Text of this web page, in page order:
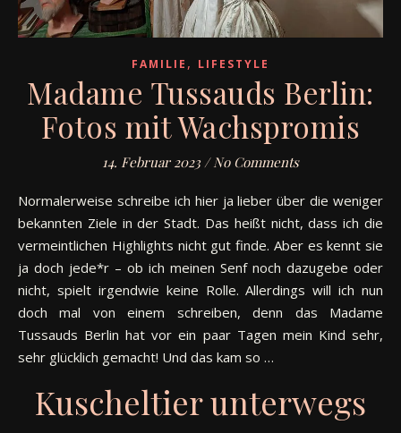
FAMILIE , LIFESTYLE
Madame Tussauds Berlin:
Fotos mit Wachspromis
14. Februar 2023 / No Comments
Normalerweise schreibe ich hier ja lieber über die weniger
bekannten Ziele in der Stadt. Das heißt nicht, dass ich die
vermeintlichen Highlights nicht gut finde. Aber es kennt sie
ja doch jede*r – ob ich meinen Senf noch dazugebe oder
nicht, spielt irgendwie keine Rolle. Allerdings will ich nun
doch mal von einem schreiben, denn das Madame
Tussauds Berlin hat vor ein paar Tagen mein Kind sehr,
sehr glücklich gemacht! Und das kam so …
Kuscheltier unterwegs